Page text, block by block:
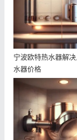
宁波欧特热水器解
水器价格